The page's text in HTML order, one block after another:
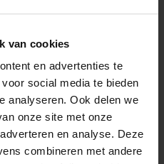
van cookies
en advertenties te
social media te bieden
analyseren. Ook delen we
onze site met onze
en analyse. Deze
combineren met andere
Privéleven Artikel 1
van toepassing.
uitde informatiefiche
en kosten waartoe u